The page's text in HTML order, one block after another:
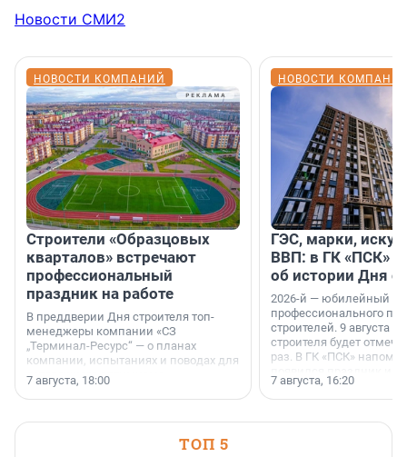
Новости СМИ2
НОВОСТИ КОМПАНИЙ
Строители «Образцовых
кварталов» встречают
профессиональный
праздник на работе
В преддверии Дня строителя топ-
менеджеры компании «СЗ
„Терминал-Ресурс“ — о планах
компании, испытаниях и поводах для
осторожного оптимизма.
7 августа, 18:00
НОВОСТИ
ГЭС, марки,
ВВП: в ГК «ПСК»
об истории Дня
2026-й — юбилейный
профессионального
строителей. 9 августа
строителя будет
раз. В ГК «ПСК»
поменялась роль
7 августа, 16:20
ТОП 5